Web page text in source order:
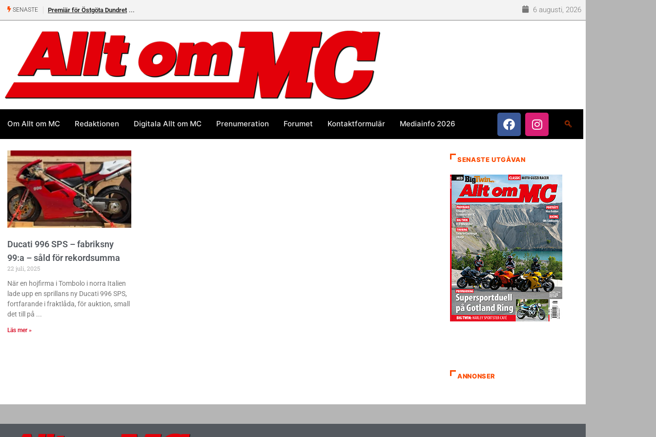
SENASTE Premiär för Östgöta Dundret 6 augusti, 2026
Om Allt om MC Redaktionen Digitala Allt om MC Prenumeration Forumet Kontaktformulär Mediainfo 2026
Ducati 996 SPS – fabriksny
99:a – såld för rekordsumma
22 juli, 2025
När en hojfirma i Tombolo i norra Italien
lade upp en sprillans ny Ducati 996 SPS,
fortfarande i fraktlåda, för auktion, small
det till på
Läs mer »
SENASTE UTGÅVAN
ANNONSER